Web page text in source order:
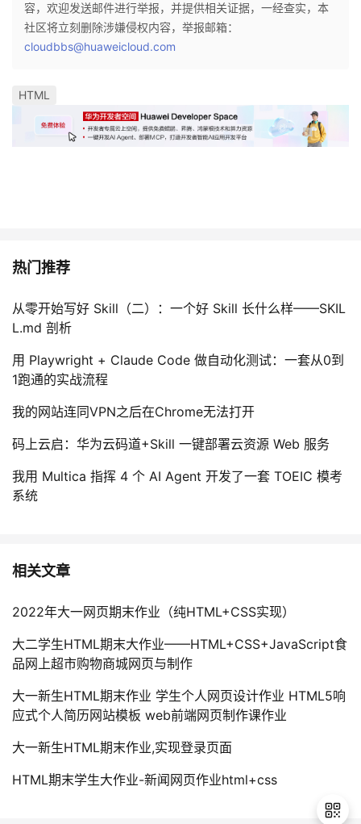
容，欢迎发送邮件进行举报，并提供相关证据，一经查实，本
社区将立刻删除涉嫌侵权内容，举报邮箱：
cloudbbs@huaweicloud.com
HTML
热门推荐
从零开始写好 Skill（二）：一个好 Skill 长什么样——SKIL
L.md 剖析
用 Playwright + Claude Code 做自动化测试：一套从0到
1跑通的实战流程
我的网站连同VPN之后在Chrome无法打开
码上云启：华为云码道+Skill 一键部署云资源 Web 服务
我用 Multica 指挥 4 个 AI Agent 开发了一套 TOEIC 模考
系统
相关文章
2022年大一网页期末作业（纯HTML+CSS实现）
大二学生HTML期末大作业——HTML+CSS+JavaScript食
品网上超市购物商城网页与制作
大一新生HTML期末作业 学生个人网页设计作业 HTML5响
应式个人简历网站模板 web前端网页制作课作业
大一新生HTML期末作业,实现登录页面
HTML期末学生大作业-新闻网页作业html+css